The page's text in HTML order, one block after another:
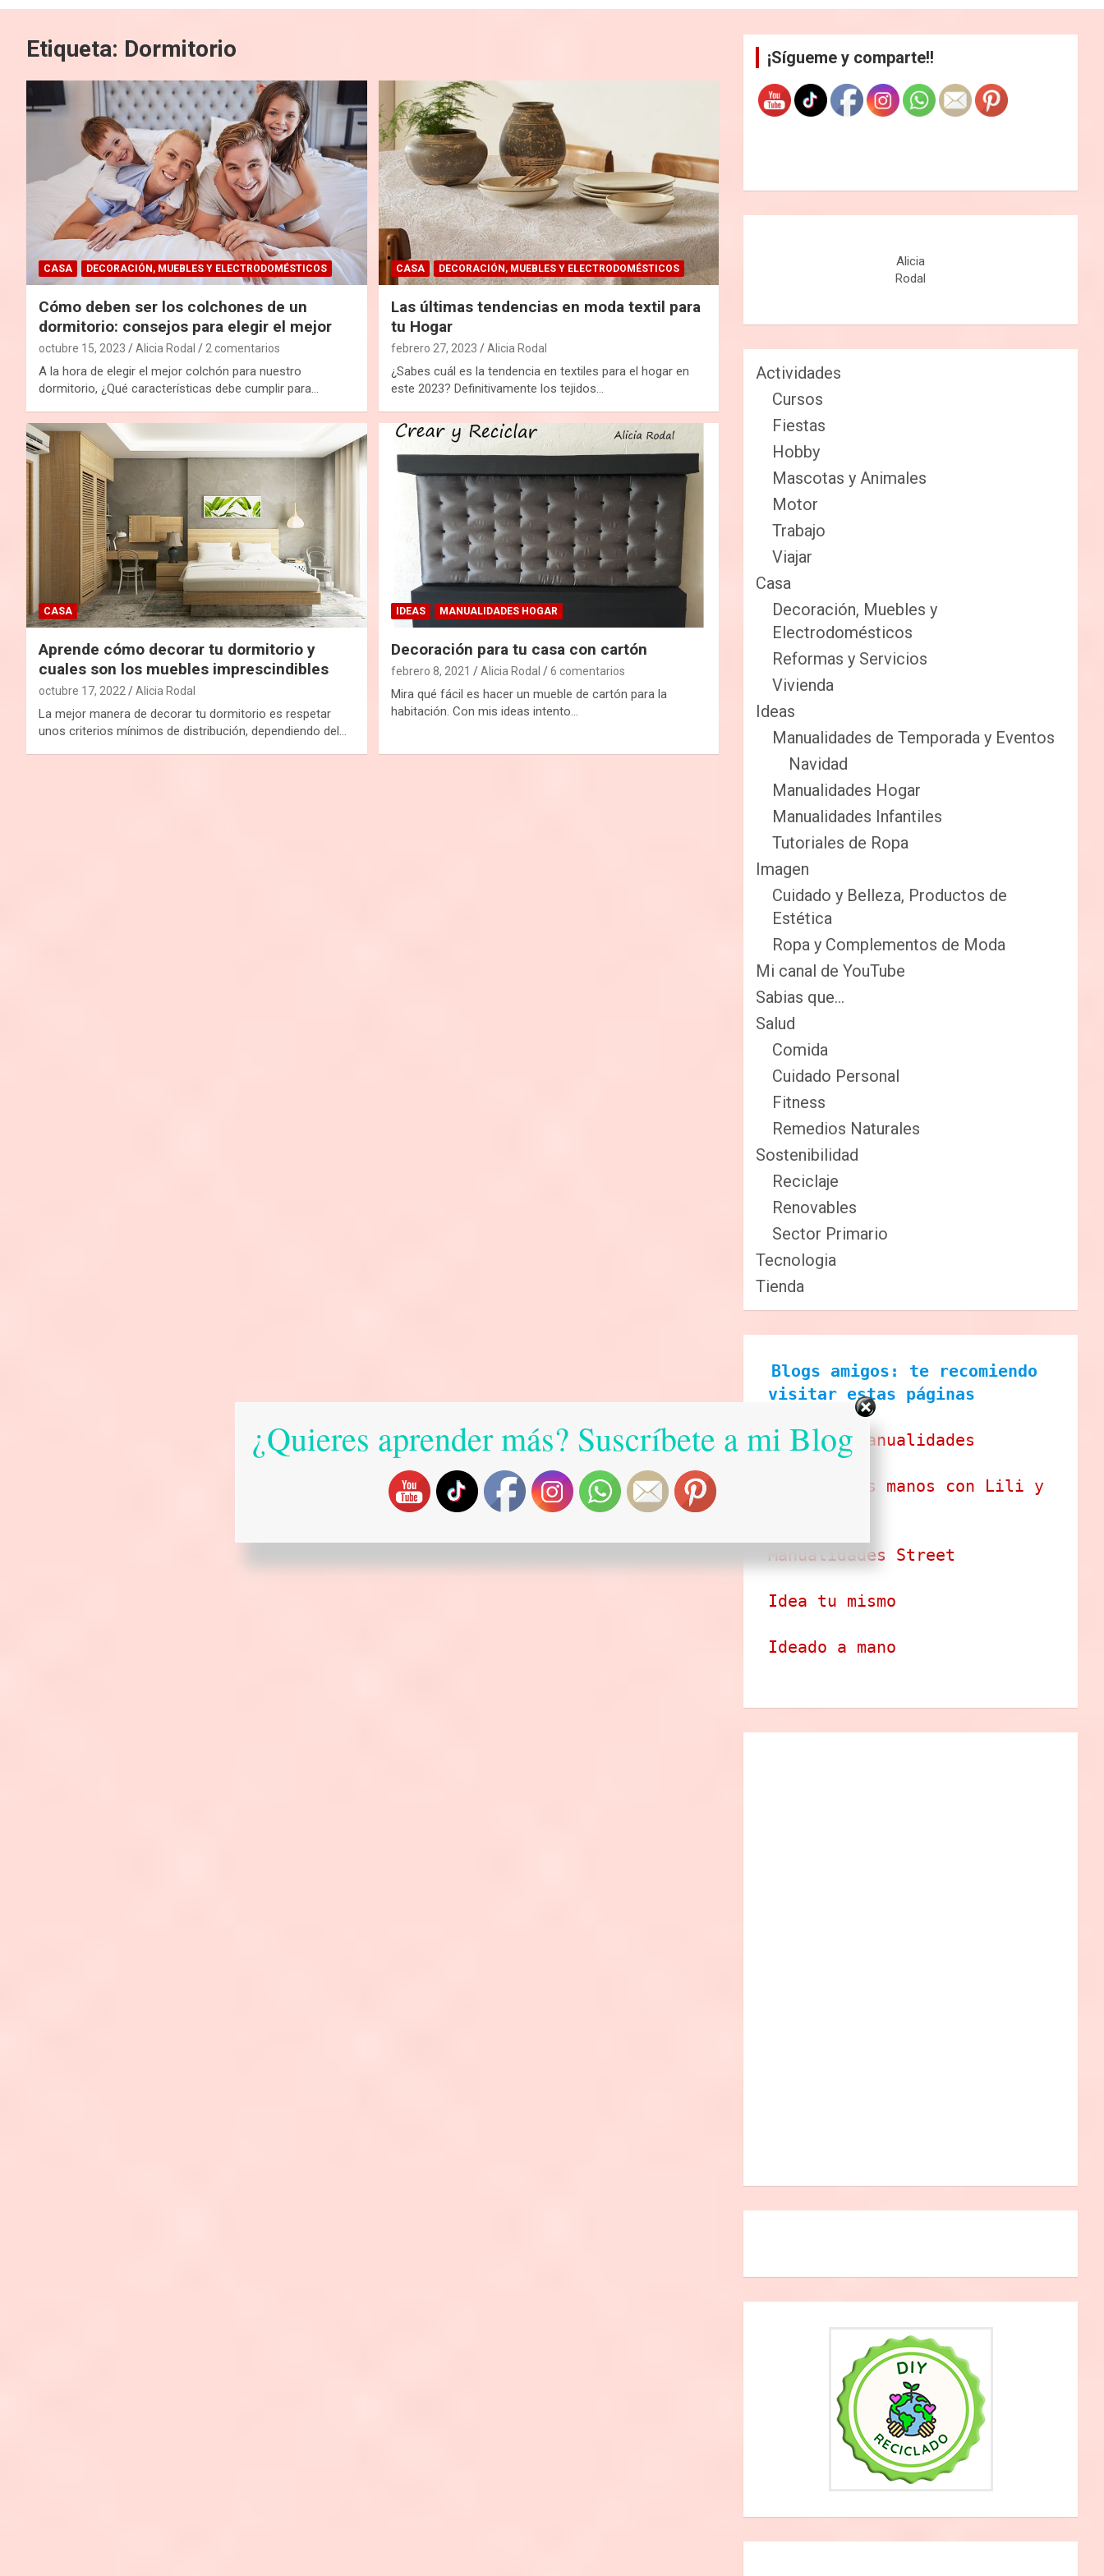
Etiqueta: Dormitorio
CASA DECORACIÓN, MUEBLES Y ELECTRODOMÉSTICOS
Cómo deben ser los colchones de un
dormitorio: consejos para elegir el mejor
octubre 15, 2023 Alicia Rodal 2 comentarios
A la hora de elegir el mejor colchón para nuestro
dormitorio, ¿Qué características debe cumplir para…
CASA DECORACIÓN, MUEBLES Y ELECTRODOMÉSTICOS
Las últimas tendencias en moda textil para
tu Hogar
febrero 27, 2023 Alicia Rodal
¿Sabes cuál es la tendencia en textiles para el hogar en
este 2023? Definitivamente los tejidos…
CASA
Aprende cómo decorar tu dormitorio y
cuales son los muebles imprescindibles
octubre 17, 2022 Alicia Rodal
La mejor manera de decorar tu dormitorio es respetar
unos criterios mínimos de distribución, dependiendo del…
IDEAS MANUALIDADES HOGAR
Decoración para tu casa con cartón
febrero 8, 2021 Alicia Rodal 6 comentarios
Mira qué fácil es hacer un mueble de cartón para la
habitación. Con mis ideas intento…
¡Sígueme y comparte!!
Alicia
Rodal
Actividades
Cursos
Fiestas
Hobby
Mascotas y Animales
Motor
Trabajo
Viajar
Casa
Decoración, Muebles y
Electrodomésticos
Reformas y Servicios
Vivienda
Ideas
Manualidades de Temporada y Eventos
Navidad
Manualidades Hogar
Manualidades Infantiles
Tutoriales de Ropa
Imagen
Cuidado y Belleza, Productos de
Estética
Ropa y Complementos de Moda
Mi canal de YouTube
Sabias que…
Salud
Comida
Cuidado Personal
Fitness
Remedios Naturales
Sostenibilidad
Reciclaje
Renovables
Sector Primario
Tecnologia
Tienda
Blogs amigos: te recomiendo
visitar estas páginas
Ecobrisa Manualidades
Arte en tus manos con Lili y
Manualidades Street
Idea tu mismo
Ideado a mano
¿Quieres aprender más? Suscríbete a mi Blog